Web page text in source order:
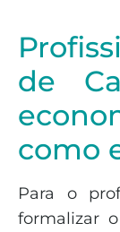
de
como
Para o
formalizar